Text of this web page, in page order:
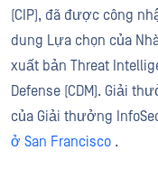
(CIP), đã được công
dung Lựa chọn của
xuất bản Threat
Defense (CDM). Giải
của Giải thưởng
ở San Francisco .